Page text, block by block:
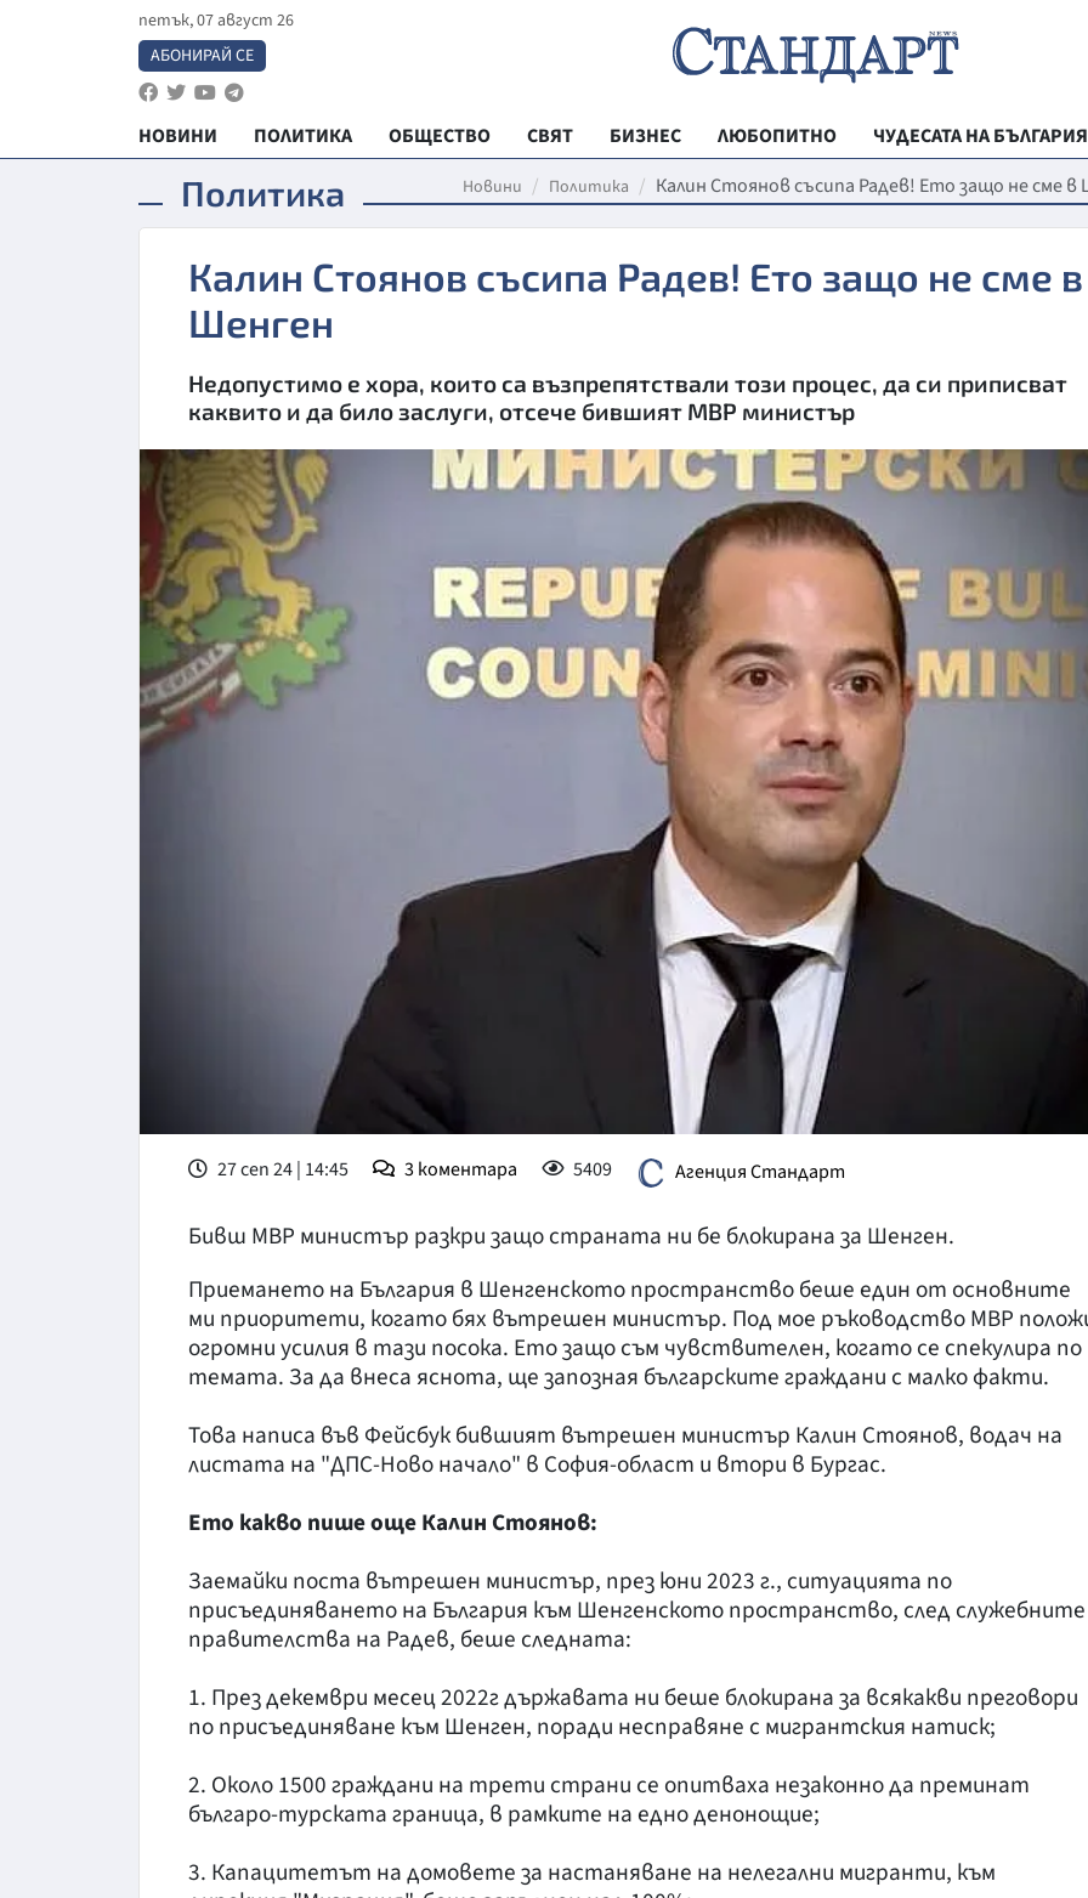
петък, 07 август 26
АБОНИРАЙ СЕ
НОВИНИ ПОЛИТИКА ОБЩЕСТВО СВЯТ БИЗНЕС ЛЮБОПИТНО
ЧУДЕСАТА НА БЪЛГАРИЯ
РЕГИОНАЛНИ
ВЕСТНИК
МЛАДЕЖКА
МОЯТ ГРАД
ТЕХНОЛОГИИ
ДА!НА
КУЛТУРА
ПРАВОСЪДИЕ
КРИМИ
Политика Новини Политика Калин Стоянов съсипа Радев! Ето защо не сме в
Калин Стоянов съсипа Радев! Ето защо не сме в
Шенген
Недопустимо е хора, които са възпрепятствали този процес, да си приписват
каквито и да било заслуги, отсече бившият МВР министър
27 сеп 24 | 14:45 3коментара 5409 Агенция Стандарт
Бивш МВР министър разкри защо страната ни бе блокирана за Шенген.
Приемането на България в Шенгенското пространство беше един от основните
ми приоритети, когато бях вътрешен министър. Под мое ръководство МВР
огромни усилия в тази посока. Ето защо съм чувствителен, когато се спекулира по
темата. За да внеса яснота, ще запозная българските граждани с малко факти.
Това написа във Фейсбук бившият вътрешен министър Калин Стоянов, водач на
листата на "ДПС-Ново начало" в София-област и втори в Бургас.
Ето какво пише още Калин Стоянов:
Заемайки поста вътрешен министър, през юни 2023 г., ситуацията по
присъединяването на България към Шенгенското пространство, след служебните
правителства на Радев, беше следната:
1. През декември месец 2022г държавата ни беше блокирана за всякакви преговори
по присъединяване към Шенген, поради несправяне с мигрантския натиск;
2. Около 1500 граждани на трети страни се опитваха незаконно да преминат
българо-турската граница, в рамките на едно денонощие;
3. Капацитетът на домовете за настаняване на нелегални мигранти, към